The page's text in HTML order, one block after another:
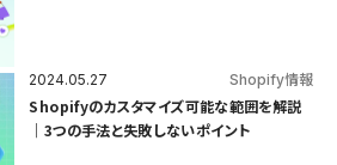
2024.05.27 Shopify情報
Shopifyのカスタマイズ可能な範囲を解説
｜3つの手法と失敗しないポイント